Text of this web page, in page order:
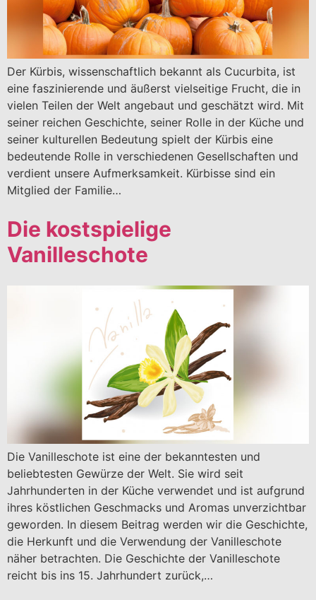
Der Kürbis, wissenschaftlich bekannt als Cucurbita, ist
eine faszinierende und äußerst vielseitige Frucht, die in
vielen Teilen der Welt angebaut und geschätzt wird. Mit
seiner reichen Geschichte, seiner Rolle in der Küche und
seiner kulturellen Bedeutung spielt der Kürbis eine
bedeutende Rolle in verschiedenen Gesellschaften und
verdient unsere Aufmerksamkeit. Kürbisse sind ein
Mitglied der Familie…
Die kostspielige
Vanilleschote
Die Vanilleschote ist eine der bekanntesten und
beliebtesten Gewürze der Welt. Sie wird seit
Jahrhunderten in der Küche verwendet und ist aufgrund
ihres köstlichen Geschmacks und Aromas unverzichtbar
geworden. In diesem Beitrag werden wir die Geschichte,
die Herkunft und die Verwendung der Vanilleschote
näher betrachten. Die Geschichte der Vanilleschote
reicht bis ins 15. Jahrhundert zurück,…